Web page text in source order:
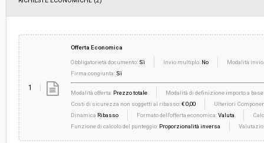
1
Offerta Economica
Obbligatorietà documento: Sì Invio multiplo: No
Modalità
Firma congiunta: Sì
Modalità offerta: Prezzo totale
Modalità di definizione importo a base
Costi di sicurezza non soggetti al ribasso:€ 0,00
Ulteriori
Dinamica Ribasso Formato dell'offerta economica:Valuta
Funzione di calcolo del punteggio: Proporzionalità inversa